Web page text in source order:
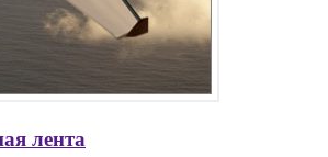
лента